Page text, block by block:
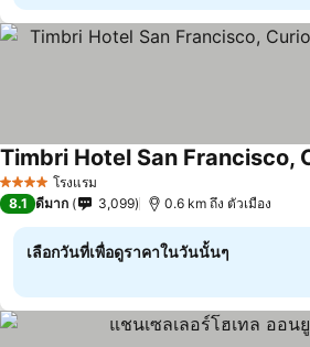
4 ดาว โรงแรม
ดูราคา
8.1 ดีมาก 3,099 0.6 km ถึง ตัวเมือง
เลือกวันที่เพื่อดูราคาในวันนั้นๆ